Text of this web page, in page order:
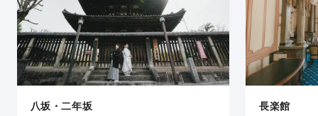
八坂・二年坂 長楽館